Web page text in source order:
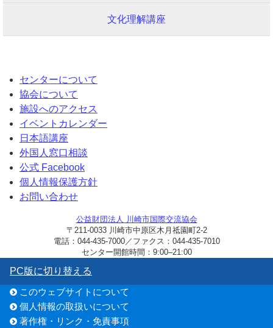
文化理解講座
センターについて
協会について
施設へのアクセス
イベントカレンダー
日本語講座
外国人窓口相談
公式 Facebook
個人情報保護方針
お問い合わせ
公益財団法人 川崎市国際交流協会
〒211-0033 川崎市中原区木月祗園町2-2
電話：044-435-7000／ファクス：044-435-7010
センター開館時間：9:00–21:00
PC版に切り替える
このウェブサイトについて
個人情報の取扱いについて
著作権・リンク・免責事項